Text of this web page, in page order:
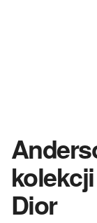
Dior